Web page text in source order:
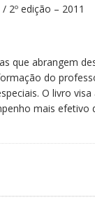
2º edição – 2011
que abrangem
do
O livro
mais efetivo